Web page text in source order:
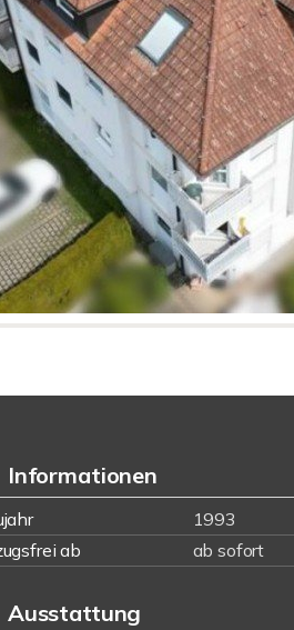
Informationen
1993
ab
ab sofort
Ausstattung